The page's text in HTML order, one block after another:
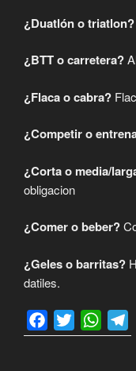
¿Duatlón o triatlon?
¿BTT o carretera?
¿Flaca o cabra?
¿Competir o
¿Corta o media/
obligacion
¿Comer o beber?
¿Geles o barritas?
datiles.
a
w
W
h
e